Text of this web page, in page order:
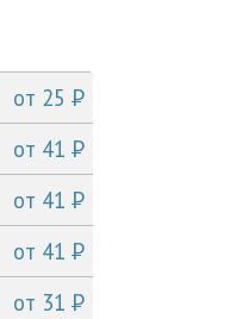
от 25P
от 41P
от 41P
от 41P
от 31P